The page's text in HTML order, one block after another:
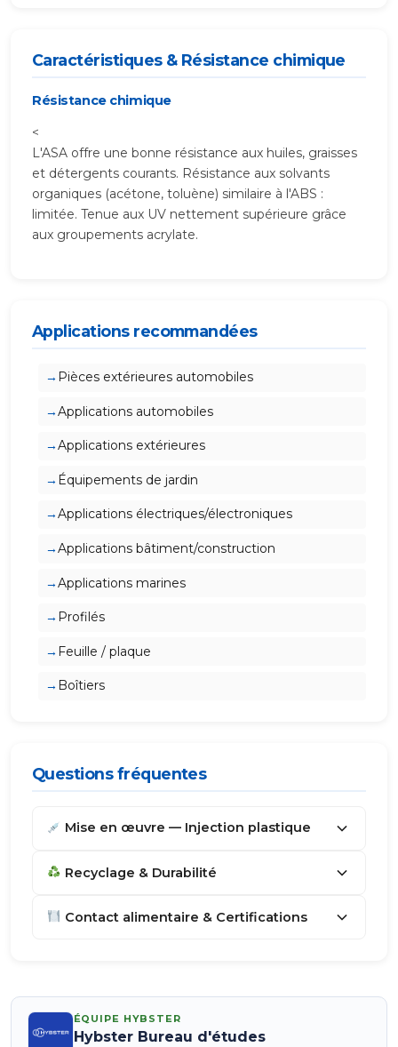
Caractéristiques & Résistance chimique
Résistance chimique
<
L'ASA offre une bonne résistance aux huiles, graisses
et détergents courants. Résistance aux solvants
organiques (acétone, toluène) similaire à l'ABS :
limitée. Tenue aux UV nettement supérieure grâce
aux groupements acrylate.
Applications recommandées
Pièces extérieures automobiles
Applications automobiles
Applications extérieures
Équipements de jardin
Applications électriques/électroniques
Applications bâtiment/construction
Applications marines
Profilés
Feuille / plaque
Boîtiers
Questions fréquentes
Mise en œuvre — Injection plastique
Recyclage & Durabilité
Contact alimentaire & Certifications
ÉQUIPE HYBSTER
Hybster Bureau d'études